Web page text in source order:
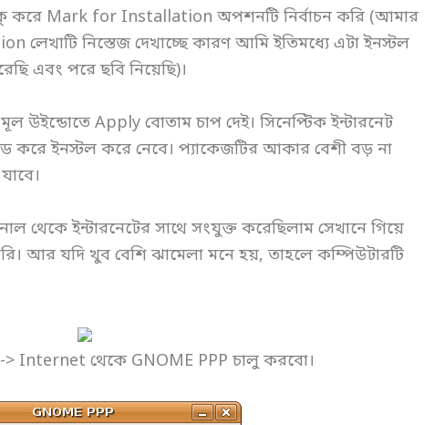
করে Mark for Installation অপশনটি নির্বাচন করি (আমার
লেখাটি নিস্তেজ দেখাচ্ছে কারণ আমি ইতিমধ্যে এটা ইনস্টল
এবং পরে ছবি নিয়েছি)।
উইন্ডোতে Apply বোতাম চাপ দেই। সিনেপ্টিক ইন্টারনেট
করে ইনস্টল করে নেবে। প্যাকেজটির আকার বেশী বড় না
থেকে ইন্টারনেটের সাথে সংযুক্ত করেছিলাম সেখানে গিয়ে
আর যদি খুব বেশি ঝামেলা মনে হয়, তাহলে কম্পিউটারটি
Internet থেকে GNOME PPP চালু করবো।